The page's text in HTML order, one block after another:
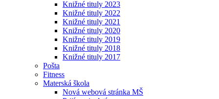
Knižné tituly 2023
Knižné tituly 2022
Knižné tituly 2021
Knižné tituly 2020
Knižné tituly 2019
Knižné tituly 2018
Knižné tituly 2017
Pošta
Fitness
Materská škola
Nová webová stránka MŠ